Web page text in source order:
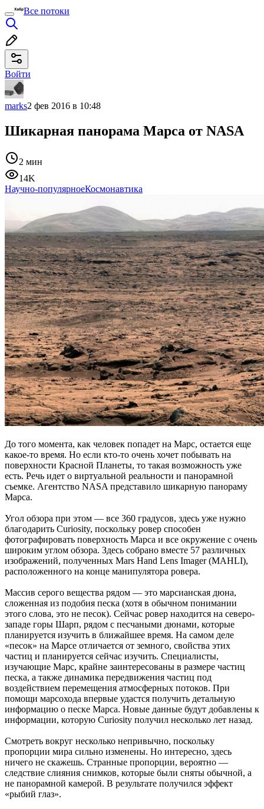
Все потоки
Войти
marks2 фев 2016 в 10:48
Шикарная панорама Марса от NASA
2 мин
14K
Научно-популярноеКосмонавтика
До того момента, как человек попадет на Марс, остается еще
какое-то время. Но если кто-то очень хочет побывать на
поверхности Красной Планеты, то такая возможность уже
есть. Речь идет о виртуальной реальности и панорамной
съемке. Агентство NASA представило шикарную панораму
Марса.
Угол обзора при этом — все 360 градусов, здесь уже нужно
благодарить Curiosity, поскольку ровер способен
фотографировать поверхность Марса и все окружение с очень
широким углом обзора. Здесь собрано вместе 57 различных
изображений, полученных Mars Hand Lens Imager (MAHLI),
расположенного на конце манипулятора ровера.
Массив серого вещества рядом — это марсианская дюна,
сложенная из подобия песка (хотя в обычном понимании
этого слова, это не песок). Сейчас ровер находится на северо-
западе горы Шарп, рядом с песчаными дюнами, которые
планируется изучить в ближайшее время. На самом деле
«песок» на Марсе отличается от земного, свойства этих
частиц и планируется сейчас изучить. Специалисты,
изучающие Марс, крайне заинтересованы в размере частиц
песка, а также динамика передвижения частиц под
воздействием перемещения атмосферных потоков. При
помощи марсохода впервые удастся получить детальную
информацию о песке Марса. Новые данные будут добавлены к
информации, которую Curiosity получил несколько лет назад.
Смотреть вокруг несколько непривычно, поскольку
пропорции мира сильно изменены. Но интересно, здесь
ничего не скажешь. Странные пропорции, вероятно —
следствие слияния снимков, которые были сняты обычной, а
не панорамной камерой. В результате получился эффект
«рыбий глаз».